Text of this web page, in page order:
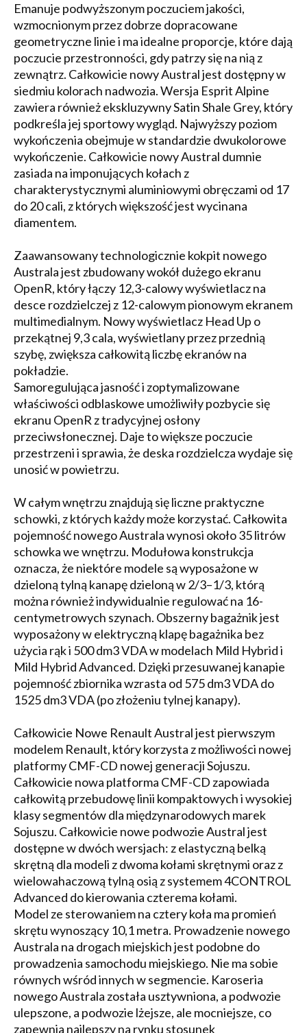
Emanuje podwyższonym poczuciem jakości,
wzmocnionym przez dobrze dopracowane
geometryczne linie i ma idealne proporcje, które dają
poczucie przestronności, gdy patrzy się na nią z
zewnątrz. Całkowicie nowy Austral jest dostępny w
siedmiu kolorach nadwozia. Wersja Esprit Alpine
zawiera również ekskluzywny Satin Shale Grey, który
podkreśla jej sportowy wygląd. Najwyższy poziom
wykończenia obejmuje w standardzie dwukolorowe
wykończenie. Całkowicie nowy Austral dumnie
zasiada na imponujących kołach z
charakterystycznymi aluminiowymi obręczami od 17
do 20 cali, z których większość jest wycinana
diamentem.
Zaawansowany technologicznie kokpit nowego
Australa jest zbudowany wokół dużego ekranu
OpenR, który łączy 12,3-calowy wyświetlacz na
desce rozdzielczej z 12-calowym pionowym ekranem
multimedialnym. Nowy wyświetlacz Head Up o
przekątnej 9,3 cala, wyświetlany przez przednią
szybę, zwiększa całkowitą liczbę ekranów na
pokładzie.
Samoregulująca jasność i zoptymalizowane
właściwości odblaskowe umożliwiły pozbycie się
ekranu OpenR z tradycyjnej osłony
przeciwsłonecznej. Daje to większe poczucie
przestrzeni i sprawia, że deska rozdzielcza wydaje się
unosić w powietrzu.
W całym wnętrzu znajdują się liczne praktyczne
schowki, z których każdy może korzystać. Całkowita
pojemność nowego Australa wynosi około 35 litrów
schowka we wnętrzu. Modułowa konstrukcja
oznacza, że niektóre modele są wyposażone w
dzieloną tylną kanapę dzieloną w 2/3–1/3, którą
można również indywidualnie regulować na 16-
centymetrowych szynach. Obszerny bagażnik jest
wyposażony w elektryczną klapę bagażnika bez
użycia rąk i 500 dm3 VDA w modelach Mild Hybrid i
Mild Hybrid Advanced. Dzięki przesuwanej kanapie
pojemność zbiornika wzrasta od 575 dm3 VDA do
1525 dm3 VDA (po złożeniu tylnej kanapy).
Całkowicie Nowe Renault Austral jest pierwszym
modelem Renault, który korzysta z możliwości nowej
platformy CMF-CD nowej generacji Sojuszu.
Całkowicie nowa platforma CMF-CD zapowiada
całkowitą przebudowę linii kompaktowych i wysokiej
klasy segmentów dla międzynarodowych marek
Sojuszu. Całkowicie nowe podwozie Austral jest
dostępne w dwóch wersjach: z elastyczną belką
skrętną dla modeli z dwoma kołami skrętnymi oraz z
wielowahaczową tylną osią z systemem 4CONTROL
Advanced do kierowania czterema kołami.
Model ze sterowaniem na cztery koła ma promień
skrętu wynoszący 10,1 metra. Prowadzenie nowego
Australa na drogach miejskich jest podobne do
prowadzenia samochodu miejskiego. Nie ma sobie
równych wśród innych w segmencie. Karoseria
nowego Australa została usztywniona, a podwozie
ulepszone, a podwozie lżejsze, ale mocniejsze, co
zapewnia najlepszy na rynku stosunek